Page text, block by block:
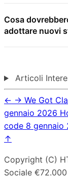
Cosa
adottare nuovi
Articoli
← → We Got
gennaio 2026
code 8 gennaio
↑
Copyright (C)
Sociale €72.000